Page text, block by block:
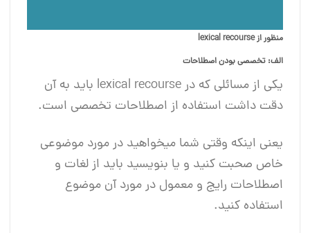
منظور ازlexical recourse
الف: تخصصی بودن اصطلاحات
یکی از مسائلی که در lexical recourse باید به آن
دقت داشت استفاده از اصطلاحات تخصصی است.
یعنی اینکه وقتی شما میخواهید در مورد موضوعی
خاص صحبت کنید و یا بنویسید باید از لغات و
اصطلاحات رایج و معمول در مورد آن موضوع
استفاده کنید.